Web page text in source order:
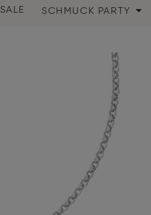
SALE SCHMUCK PARTY